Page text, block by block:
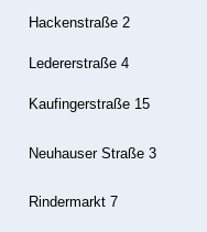
Hackenstraße 2
Ledererstraße 4
Kaufingerstraße 15
Neuhauser Straße 3
Rindermarkt 7